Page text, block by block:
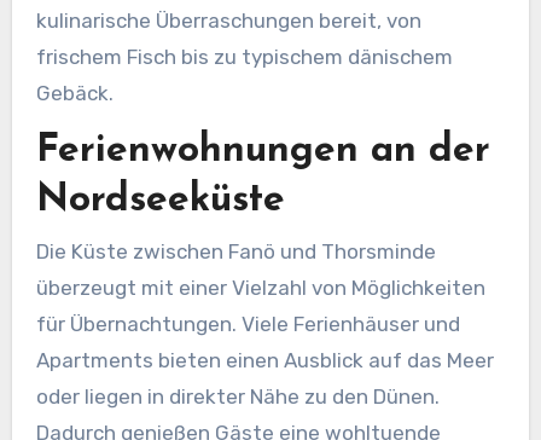
kulinarische Überraschungen bereit, von
frischem Fisch bis zu typischem dänischem
Gebäck.
Ferienwohnungen an der
Nordseeküste
Die Küste zwischen Fanö und Thorsminde
überzeugt mit einer Vielzahl von Möglichkeiten
für Übernachtungen. Viele Ferienhäuser und
Apartments bieten einen Ausblick auf das Meer
oder liegen in direkter Nähe zu den Dünen.
Dadurch genießen Gäste eine wohltuende